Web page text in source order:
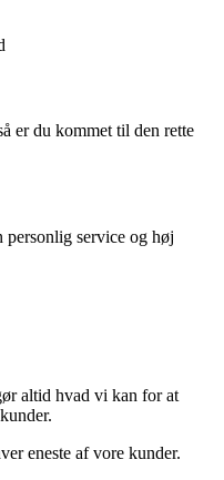
er du kommet til den rette
personlig service og høj
altid hvad vi kan for at
eneste af vore kunder.